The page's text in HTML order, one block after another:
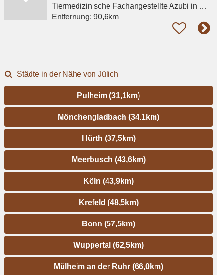
Tiermedizinische Fachangestellte Azubi in Mayen
Entfernung: 90,6km
Städte in der Nähe von Jülich
Pulheim (31,1km)
Mönchengladbach (34,1km)
Hürth (37,5km)
Meerbusch (43,6km)
Köln (43,9km)
Krefeld (48,5km)
Bonn (57,5km)
Wuppertal (62,5km)
Mülheim an der Ruhr (66,0km)